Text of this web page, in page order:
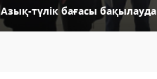
Азық-түлік бағасы бақылауда